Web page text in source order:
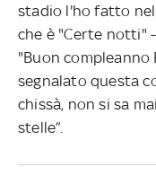
stadio l'ho fatto nel
che è "Certe notti"
"Buon compleanno
segnalato questa
chissà, non si sa
stelle”.